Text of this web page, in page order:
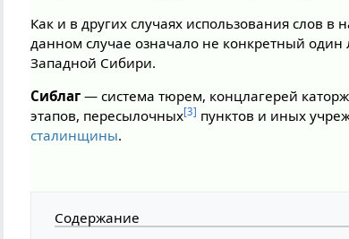
Как и в других случаях использования слов
данном случае означало не конкретный один
Западной Сибири.
Сиблаг — система тюрем, концлагерей
этапов, пересылочных[3] пунктов и иных
сталинщины.
Содержание